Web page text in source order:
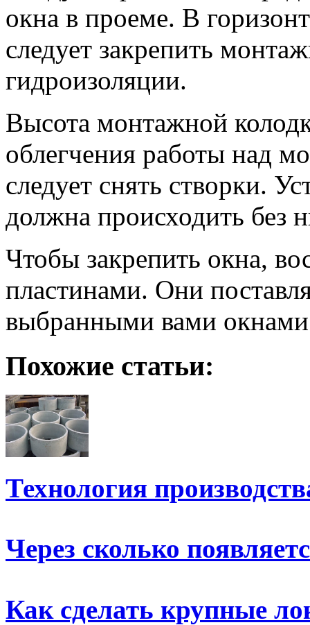
окна в проеме. В
следует закрепить
гидроизоляции.
Высота монтажной
облегчения работы над
следует снять створки.
должна происходить без
Чтобы закрепить окна,
пластинами. Они
выбранными вами
Похожие статьи:
Технология
Через сколько
Как сделать крупные